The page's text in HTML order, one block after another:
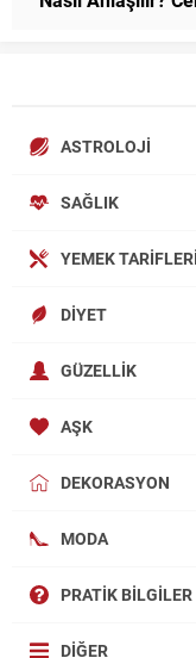
ASTROLOJI
SAĞLIK
YEMEK TARIFLERI
DIYET
GÜZELLIK
AŞK
DEKORASYON
MODA
PRATIK BILGILER
DIĞER